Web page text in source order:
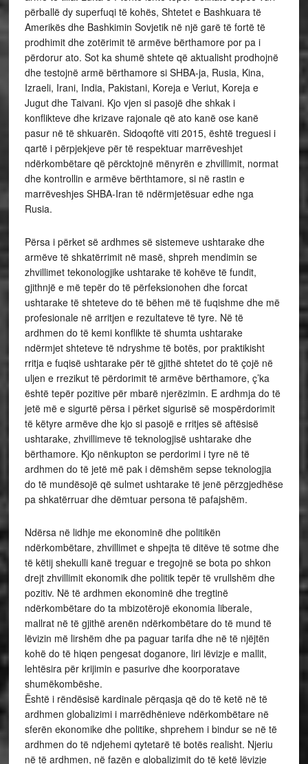
përballë dy superfuqi të kohës, Shtetet e Bashkuara të
Amerikës dhe Bashkimin Sovjetik në një garë të fortë të
prodhimit dhe zotërimit të armëve bërthamore por pa i
përdorur ato. Sot ka shumë shtete që aktualisht prodhojnë
dhe testojnë armë bërthamore si SHBA-ja, Rusia, Kina,
Izraeli, Irani, India, Pakistani, Koreja e Veriut, Koreja e
Jugut dhe Taivani. Kjo vjen si pasojë dhe shkak i
konflikteve dhe krizave rajonale që ato kanë ose kanë
pasur në të shkuarën. Sidoqoftë viti 2015, është treguesi i
qartë i përpjekjeve për të respektuar marrëveshjet
ndërkombëtare që përcktojnë mënyrën e zhvillimit, normat
dhe kontrollin e armëve bërthtamore, si në rastin e
marrëveshjes SHBA-Iran të ndërmjetësuar edhe nga
Rusia.
Përsa i përket së ardhmes së sistemeve ushtarake dhe
armëve të shkatërrimit në masë, shpreh mendimin se
zhvillimet tekonologjike ushtarake të kohëve të fundit,
gjithnjë e më tepër do të përfeksionohen dhe forcat
ushtarake të shteteve do të bëhen më të fuqishme dhe më
profesionale në arritjen e rezultateve të tyre. Në të
ardhmen do të kemi konflikte të shumta ushtarake
ndërmjet shteteve të ndryshme të botës, por praktikisht
rritja e fuqisë ushtarake për të gjithë shtetet do të çojë në
uljen e rrezikut të përdorimit të armëve bërthamore, ç’ka
është tepër pozitive për mbarë njerëzimin. E ardhmja do të
jetë më e sigurtë përsa i përket sigurisë së mospërdorimit
të këtyre armëve dhe kjo si pasojë e rritjes së aftësisë
ushtarake, zhvillimeve të teknologjisë ushtarake dhe
bërthamore. Kjo nënkupton se perdorimi i tyre në të
ardhmen do të jetë më pak i dëmshëm sepse teknologjia
do të mundësojë që sulmet ushtarake të jenë përzgjedhëse
pa shkatërruar dhe dëmtuar persona të pafajshëm.
Ndërsa në lidhje me ekonominë dhe politikën
ndërkombëtare, zhvillimet e shpejta të ditëve të sotme dhe
të këtij shekulli kanë treguar e tregojnë se bota po shkon
drejt zhvillimit ekonomik dhe politik tepër të vrullshëm dhe
pozitiv. Në të ardhmen ekonominë dhe tregtinë
ndërkombëtare do ta mbizotërojë ekonomia liberale,
mallrat në të gjithë arenën ndërkombëtare do të mund të
lëvizin më lirshëm dhe pa paguar tarifa dhe në të njëjtën
kohë do të hiqen pengesat doganore, liri lëvizje e mallit,
lehtësira për krijimin e pasurive dhe koorporatave
shumëkombëshe.
Është i rëndësisë kardinale përqasja që do të ketë në të
ardhmen globalizimi i marrëdhënieve ndërkombëtare në
sferën ekonomike dhe politike, shprehem i bindur se në të
ardhmen do të ndjehemi qytetarë të botës realisht. Njeriu
në të ardhmen, në fazën e globalizimit do të ketë lëvizje